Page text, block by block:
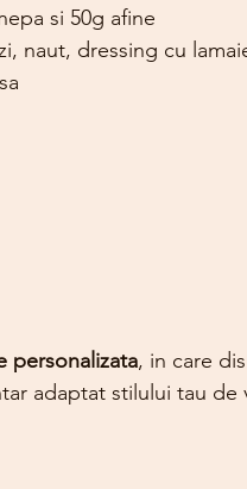
si 50g afine
naut, dressing cu
personalizata, in care
adaptat stilului tau de